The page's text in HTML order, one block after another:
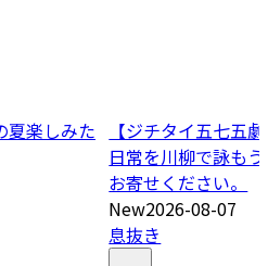
夏楽しみた
【ジチタイ五七五
日常を川柳で詠も
お寄せください。
New2026-08-07
息抜き